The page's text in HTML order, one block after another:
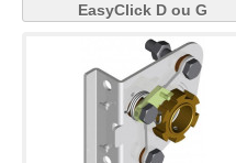
EasyClick D ou G